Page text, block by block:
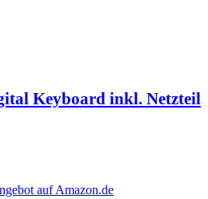
Keyboard inkl. Netzteil
auf Amazon.de